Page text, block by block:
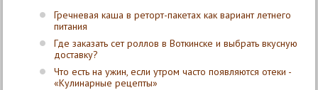
Гречневая каша в реторт-пакетах как вариант летнего
питания
Где заказать сет роллов в Воткинске и выбрать вкусную
доставку?
Что есть на ужин, если утром часто появляются отеки -
«Кулинарные рецепты»